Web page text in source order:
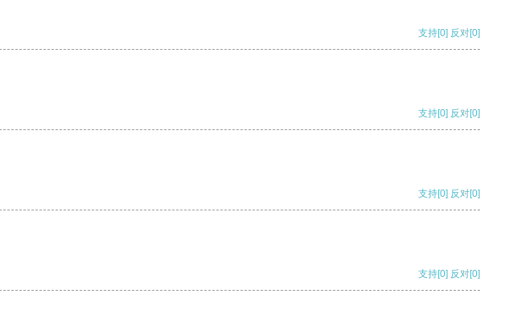
支持[0] 反对[0]
支持[0] 反对[0]
支持[0] 反对[0]
支持[0] 反对[0]